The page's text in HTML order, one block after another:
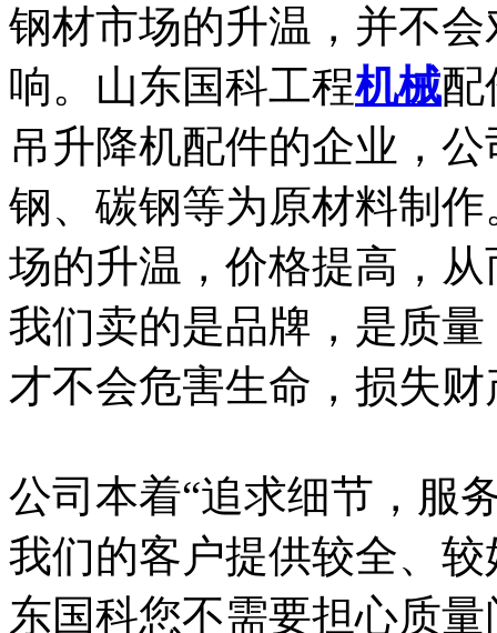
钢材市场的升温，并不
响。山东国科工程机械配
吊升降机配件的企业，
钢、碳钢等为原材料制
场的升温，价格提高，
我们卖的是品牌，是质
才不会危害生命，损失财
公司本着“追求细节，服
我们的客户提供较全、
东国科您不需要担心质